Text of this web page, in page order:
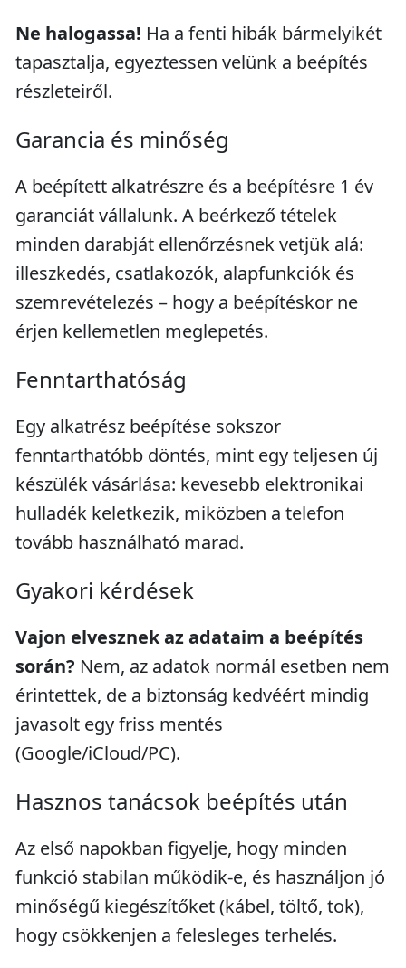
Ne halogassa! Ha a fenti hibák bármelyikét
tapasztalja, egyeztessen velünk a beépítés
részleteiről.
Garancia és minőség
A beépített alkatrészre és a beépítésre 1 év
garanciát vállalunk. A beérkező tételek
minden darabját ellenőrzésnek vetjük alá:
illeszkedés, csatlakozók, alapfunkciók és
szemrevételezés – hogy a beépítéskor ne
érjen kellemetlen meglepetés.
Fenntarthatóság
Egy alkatrész beépítése sokszor
fenntarthatóbb döntés, mint egy teljesen új
készülék vásárlása: kevesebb elektronikai
hulladék keletkezik, miközben a telefon
tovább használható marad.
Gyakori kérdések
Vajon elvesznek az adataim a beépítés
során? Nem, az adatok normál esetben nem
érintettek, de a biztonság kedvéért mindig
javasolt egy friss mentés
(Google/iCloud/PC).
Hasznos tanácsok beépítés után
Az első napokban figyelje, hogy minden
funkció stabilan működik-e, és használjon jó
minőségű kiegészítőket (kábel, töltő, tok),
hogy csökkenjen a felesleges terhelés.